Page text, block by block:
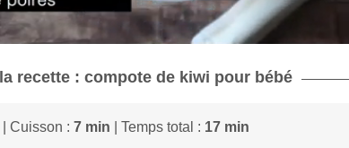
recette : compote de kiwi pour bébé
| Cuisson : 7 min | Temps total : 17 min